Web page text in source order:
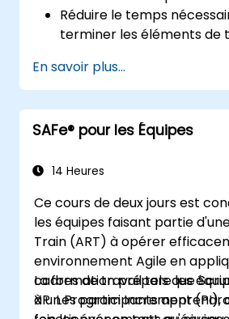
Réduire le temps
terminer les éléments de
fournissant des réponses
"Quand cela sera-t-il fait
Gérer les indicateurs de
de cycle, travaux en cours,
Utiliser des diagrammes de
Histogramme du temps
Diagramme d'âge des
Utiliser des méthodes de
statistique, telles que les
Monte Carlo et les
service.
En savoir plus...
SAFe® pour les Équipes
14 Heures
Ce cours de deux jours est
les équipes faisant partie
Train (ART) à opérer
environnement Agile en
cadres de travail tels que
XP. Les participants
La formation prépare les
à un Program Increment (PI),